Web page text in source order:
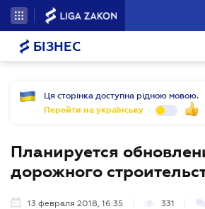
БІЗНЕС
Ця сторінка доступна рідною мовою.
Перейти на українську
Планируется
дорожного
13 февраля 2018, 16:35 331